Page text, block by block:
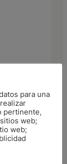
para una
pertinente,
web;
web;